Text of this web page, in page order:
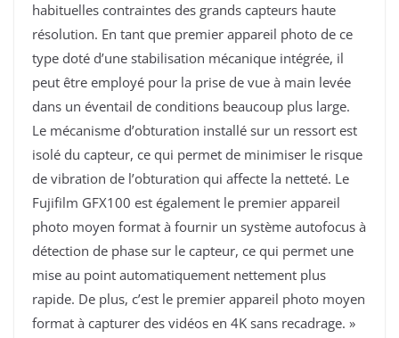
habituelles contraintes des grands capteurs haute
résolution. En tant que premier appareil photo de ce
type doté d’une stabilisation mécanique intégrée, il
peut être employé pour la prise de vue à main levée
dans un éventail de conditions beaucoup plus large.
Le mécanisme d’obturation installé sur un ressort est
isolé du capteur, ce qui permet de minimiser le risque
de vibration de l’obturation qui affecte la netteté. Le
Fujifilm GFX100 est également le premier appareil
photo moyen format à fournir un système autofocus à
détection de phase sur le capteur, ce qui permet une
mise au point automatiquement nettement plus
rapide. De plus, c’est le premier appareil photo moyen
format à capturer des vidéos en 4K sans recadrage. »